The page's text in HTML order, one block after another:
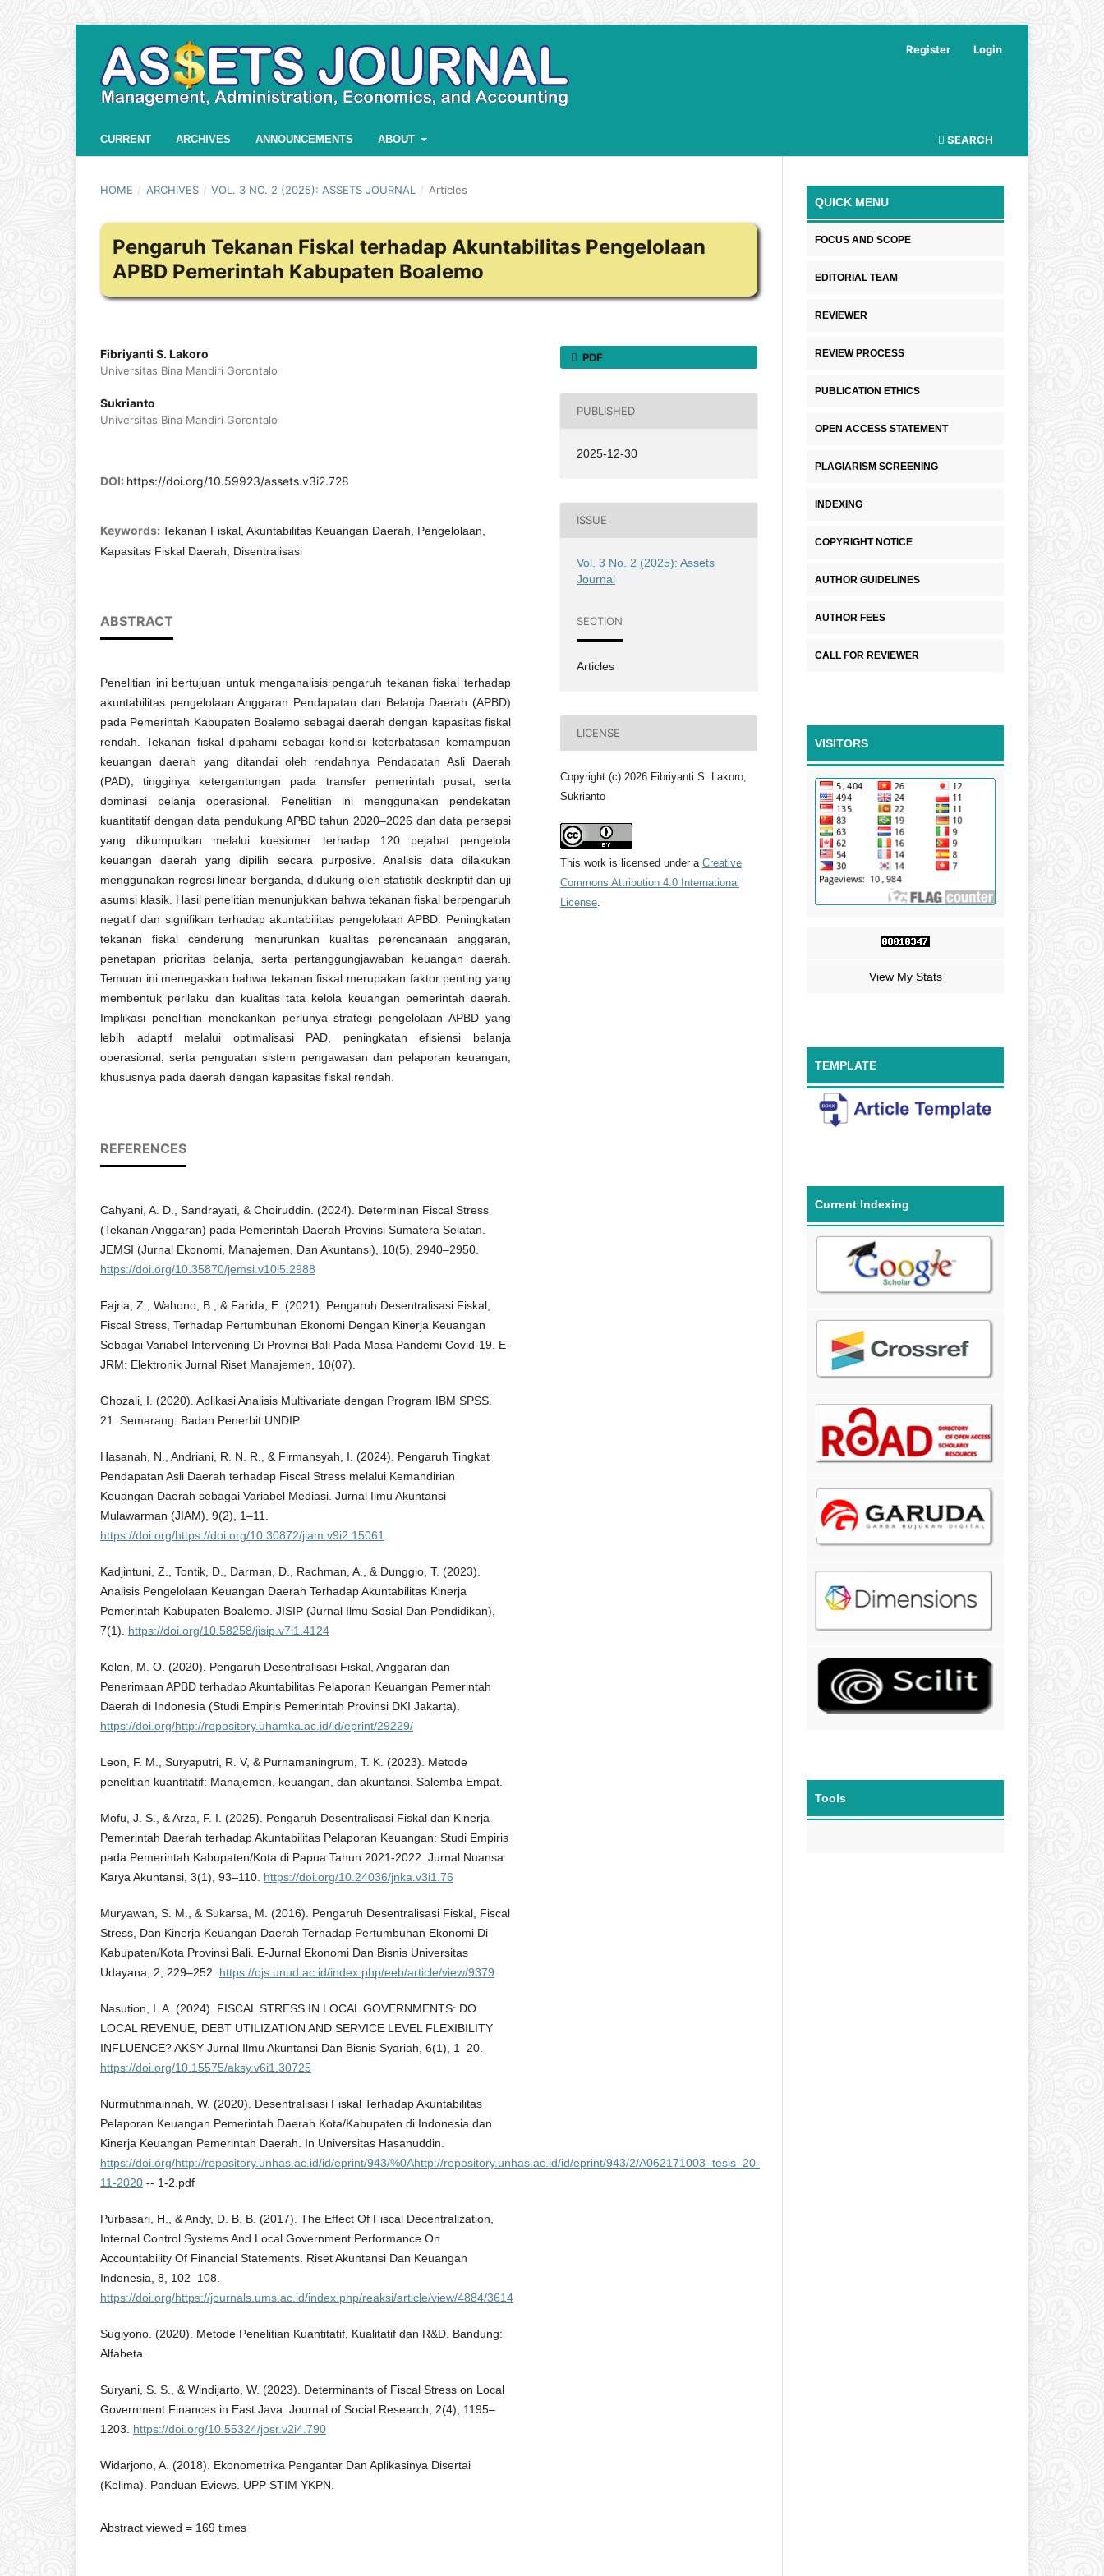
CURRENT ARCHIVES ANNOUNCEMENTS ABOUT SEARCH
Register Login
HOME / ARCHIVES / VOL. 3 NO. 2 (2025): ASSETS JOURNAL / Articles
Pengaruh Tekanan Fiskal terhadap Akuntabilitas Pengelolaan
APBD Pemerintah Kabupaten Boalemo
Fibriyanti S. Lakoro
Universitas Bina Mandiri Gorontalo
Sukrianto
Universitas Bina Mandiri Gorontalo
DOI: https://doi.org/10.59923/assets.v3i2.728
Keywords: Tekanan Fiskal, Akuntabilitas Keuangan Daerah, Pengelolaan,
Kapasitas Fiskal Daerah, Disentralisasi
ABSTRACT
Penelitian ini bertujuan untuk menganalisis pengaruh tekanan fiskal terhadap
akuntabilitas pengelolaan Anggaran Pendapatan dan Belanja Daerah (APBD)
pada Pemerintah Kabupaten Boalemo sebagai daerah dengan kapasitas fiskal
rendah. Tekanan fiskal dipahami sebagai kondisi keterbatasan kemampuan
keuangan daerah yang ditandai oleh rendahnya Pendapatan Asli Daerah
(PAD), tingginya ketergantungan pada transfer pemerintah pusat, serta
dominasi belanja operasional. Penelitian ini menggunakan pendekatan
kuantitatif dengan data pendukung APBD tahun 2020–2026 dan data persepsi
yang dikumpulkan melalui kuesioner terhadap 120 pejabat pengelola
keuangan daerah yang dipilih secara purposive. Analisis data dilakukan
menggunakan regresi linear berganda, didukung oleh statistik deskriptif dan uji
asumsi klasik. Hasil penelitian menunjukkan bahwa tekanan fiskal berpengaruh
negatif dan signifikan terhadap akuntabilitas pengelolaan APBD. Peningkatan
tekanan fiskal cenderung menurunkan kualitas perencanaan anggaran,
penetapan prioritas belanja, serta pertanggungjawaban keuangan daerah.
Temuan ini menegaskan bahwa tekanan fiskal merupakan faktor penting yang
membentuk perilaku dan kualitas tata kelola keuangan pemerintah daerah.
Implikasi penelitian menekankan perlunya strategi pengelolaan APBD yang
lebih adaptif melalui optimalisasi PAD, peningkatan efisiensi belanja
operasional, serta penguatan sistem pengawasan dan pelaporan keuangan,
khususnya pada daerah dengan kapasitas fiskal rendah.
REFERENCES
Cahyani, A. D., Sandrayati, & Choiruddin. (2024). Determinan Fiscal Stress
(Tekanan Anggaran) pada Pemerintah Daerah Provinsi Sumatera Selatan.
JEMSI (Jurnal Ekonomi, Manajemen, Dan Akuntansi), 10(5), 2940–2950.
https://doi.org/10.35870/jemsi.v10i5.2988
Fajria, Z., Wahono, B., & Farida, E. (2021). Pengaruh Desentralisasi Fiskal,
Fiscal Stress, Terhadap Pertumbuhan Ekonomi Dengan Kinerja Keuangan
Sebagai Variabel Intervening Di Provinsi Bali Pada Masa Pandemi Covid-19. E-
JRM: Elektronik Jurnal Riset Manajemen, 10(07).
Ghozali, I. (2020). Aplikasi Analisis Multivariate dengan Program IBM SPSS.
21. Semarang: Badan Penerbit UNDIP.
Hasanah, N., Andriani, R. N. R., & Firmansyah, I. (2024). Pengaruh Tingkat
Pendapatan Asli Daerah terhadap Fiscal Stress melalui Kemandirian
Keuangan Daerah sebagai Variabel Mediasi. Jurnal Ilmu Akuntansi
Mulawarman (JIAM), 9(2), 1–11.
https://doi.org/https://doi.org/10.30872/jiam.v9i2.15061
Kadjintuni, Z., Tontik, D., Darman, D., Rachman, A., & Dunggio, T. (2023).
Analisis Pengelolaan Keuangan Daerah Terhadap Akuntabilitas Kinerja
Pemerintah Kabupaten Boalemo. JISIP (Jurnal Ilmu Sosial Dan Pendidikan),
7(1). https://doi.org/10.58258/jisip.v7i1.4124
Kelen, M. O. (2020). Pengaruh Desentralisasi Fiskal, Anggaran dan
Penerimaan APBD terhadap Akuntabilitas Pelaporan Keuangan Pemerintah
Daerah di Indonesia (Studi Empiris Pemerintah Provinsi DKI Jakarta).
https://doi.org/http://repository.uhamka.ac.id/id/eprint/29229/
Leon, F. M., Suryaputri, R. V, & Purnamaningrum, T. K. (2023). Metode
penelitian kuantitatif: Manajemen, keuangan, dan akuntansi. Salemba Empat.
Mofu, J. S., & Arza, F. I. (2025). Pengaruh Desentralisasi Fiskal dan Kinerja
Pemerintah Daerah terhadap Akuntabilitas Pelaporan Keuangan: Studi Empiris
pada Pemerintah Kabupaten/Kota di Papua Tahun 2021-2022. Jurnal Nuansa
Karya Akuntansi, 3(1), 93–110. https://doi.org/10.24036/jnka.v3i1.76
Muryawan, S. M., & Sukarsa, M. (2016). Pengaruh Desentralisasi Fiskal, Fiscal
Stress, Dan Kinerja Keuangan Daerah Terhadap Pertumbuhan Ekonomi Di
Kabupaten/Kota Provinsi Bali. E-Jurnal Ekonomi Dan Bisnis Universitas
Udayana, 2, 229–252. https://ojs.unud.ac.id/index.php/eeb/article/view/9379
Nasution, I. A. (2024). FISCAL STRESS IN LOCAL GOVERNMENTS: DO
LOCAL REVENUE, DEBT UTILIZATION AND SERVICE LEVEL FLEXIBILITY
INFLUENCE? AKSY Jurnal Ilmu Akuntansi Dan Bisnis Syariah, 6(1), 1–20.
https://doi.org/10.15575/aksy.v6i1.30725
Nurmuthmainnah, W. (2020). Desentralisasi Fiskal Terhadap Akuntabilitas
Pelaporan Keuangan Pemerintah Daerah Kota/Kabupaten di Indonesia dan
Kinerja Keuangan Pemerintah Daerah. In Universitas Hasanuddin.
https://doi.org/http://repository.unhas.ac.id/id/eprint/943/%0Ahttp://repository.unhas.ac.id/id/eprint/943/2/A062171003_tesis_20-
11-2020 -- 1-2.pdf
Purbasari, H., & Andy, D. B. B. (2017). The Effect Of Fiscal Decentralization,
Internal Control Systems And Local Government Performance On
Accountability Of Financial Statements. Riset Akuntansi Dan Keuangan
Indonesia, 8, 102–108.
https://doi.org/https://journals.ums.ac.id/index.php/reaksi/article/view/4884/3614
Sugiyono. (2020). Metode Penelitian Kuantitatif, Kualitatif dan R&D. Bandung:
Alfabeta.
Suryani, S. S., & Windijarto, W. (2023). Determinants of Fiscal Stress on Local
Government Finances in East Java. Journal of Social Research, 2(4), 1195–
1203. https://doi.org/10.55324/josr.v2i4.790
Widarjono, A. (2018). Ekonometrika Pengantar Dan Aplikasinya Disertai
(Kelima). Panduan Eviews. UPP STIM YKPN.
PDF
PUBLISHED
2025-12-30
ISSUE
Vol. 3 No. 2 (2025): Assets
Journal
SECTION
Articles
LICENSE
Copyright (c) 2026 Fibriyanti S. Lakoro,
Sukrianto
This work is licensed under a Creative
Commons Attribution 4.0 International
License.
Abstract viewed = 169 times
QUICK MENU
FOCUS AND SCOPE
EDITORIAL TEAM
REVIEWER
REVIEW PROCESS
PUBLICATION ETHICS
OPEN ACCESS STATEMENT
PLAGIARISM SCREENING
INDEXING
COPYRIGHT NOTICE
AUTHOR GUIDELINES
AUTHOR FEES
CALL FOR REVIEWER
VISITORS
View My Stats
TEMPLATE
Current Indexing
Tools